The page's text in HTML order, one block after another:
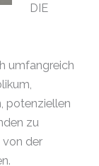
DIE
umfangreich
potenziellen
zu
von der